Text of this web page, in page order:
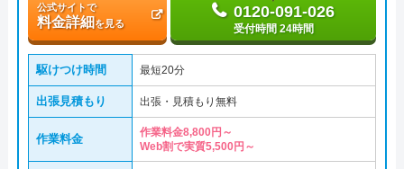
公式サイトで
料金詳細を見る
0120-091-026
受付時間 24時間
駆けつけ時間 最短20分
出張見積もり 出張・見積もり無料
作業料金
作業料金8,800円～
Web割で実質5,500円～